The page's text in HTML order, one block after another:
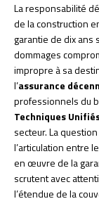
La responsabilité
de la construction
garantie de dix ans
dommages
impropre à sa
l’assurance
professionnels du
Techniques
secteur. La
l’articulation entre
en œuvre de la
scrutent avec
l’étendue de la